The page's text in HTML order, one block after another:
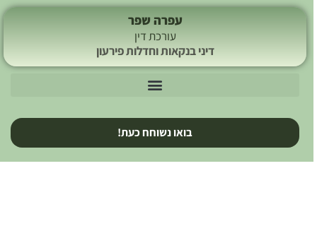
עפרה שפר
עורכת דין
דיני בנקאות וחדלות פירעון
בואו נשוחח כעת!